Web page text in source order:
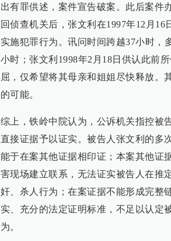
出有罪供述，案件宣告破案。此后案件
回侦查机关后，张文利在1997年12月
实施犯罪行为。讯问时间跨越37小时，
小时；张文利1998年2月18日供认此前
屈，仅希望将其母亲和姐姐尽快释放。
的可能。
综上，铁岭中院认为，公诉机关指控被
直接证据予以证实。被告人张文利的多
能于在案其他证据相印证；本案其他证
害现场建立联系，无法证实被告人在推
奸、杀人行为；在案证据不能形成完整
实、充分的法定证明标准，不足以认定
为。